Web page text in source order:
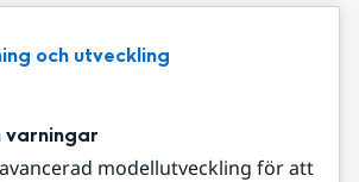
och utveckling
varningar
modellutveckling för att